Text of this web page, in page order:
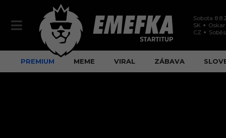
Sobota
SK
Oskar
CZ
PREMIUM MEME VIRAL ZÁBAVA